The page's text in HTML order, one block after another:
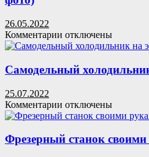
и
описание
26.05.2022
Комментарии к
записи
мотоцикла
Иж-49:
(28
фото)
отключены
Самодельный
25.07.2022
Комментарии к
записи
холодильник
отключены
Фрезерный станок